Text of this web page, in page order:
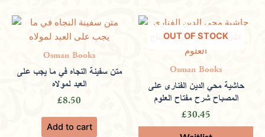
Osman Books
متن سفينة النجاه في ما يجب على
العبد لمولاه
£8.50
Add to cart
OUT OF STOCK
Osman Books
حاشية محي الدين الفناري على
المصباح شرح مفتاح العلوم
£30.45